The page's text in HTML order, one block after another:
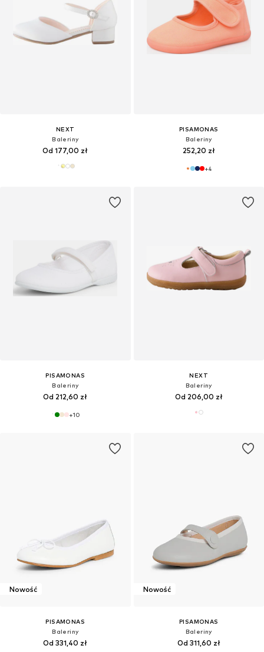
NEXT
Baleriny
Od 177,00 zł
PISAMONAS
Baleriny
252,20 zł
+4
PISAMONAS
Baleriny
Od 212,60 zł
+10
NEXT
Baleriny
Od 206,00 zł
Nowość
PISAMONAS
Baleriny
Od 331,40 zł
Nowość
PISAMONAS
Baleriny
Od 311,60 zł